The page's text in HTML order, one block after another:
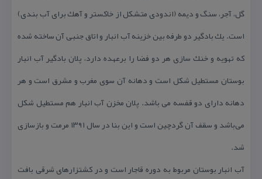
گل، آجر، سنگ و دیمه (اندودی متشكل از خاكستر و آهك برای آب بندی)
است. یك بادگیر دو طرفه بین خزینه آب انبار و اتاق جنبی آن ساخته شده
كه تهویه و خنك سازی هر دو فضا را برعهده دارد، پلان بادگیر آب انبار
بوستان مستطیل شكل است و دهانه آن سوی مغرب و مشرق است و هر
دهانه دارای دو قفسه می باشد. پلان مخزن آب انبار هم مستطیل شكل
می‌باشد و سقف آن گردچین است و این بنا در سال ۱۳۹۱ مرمت و بازسازی
شد.
آب انبار بوستان مربوط به دوره قاجار است و در كشتزارهای شرقی بافت